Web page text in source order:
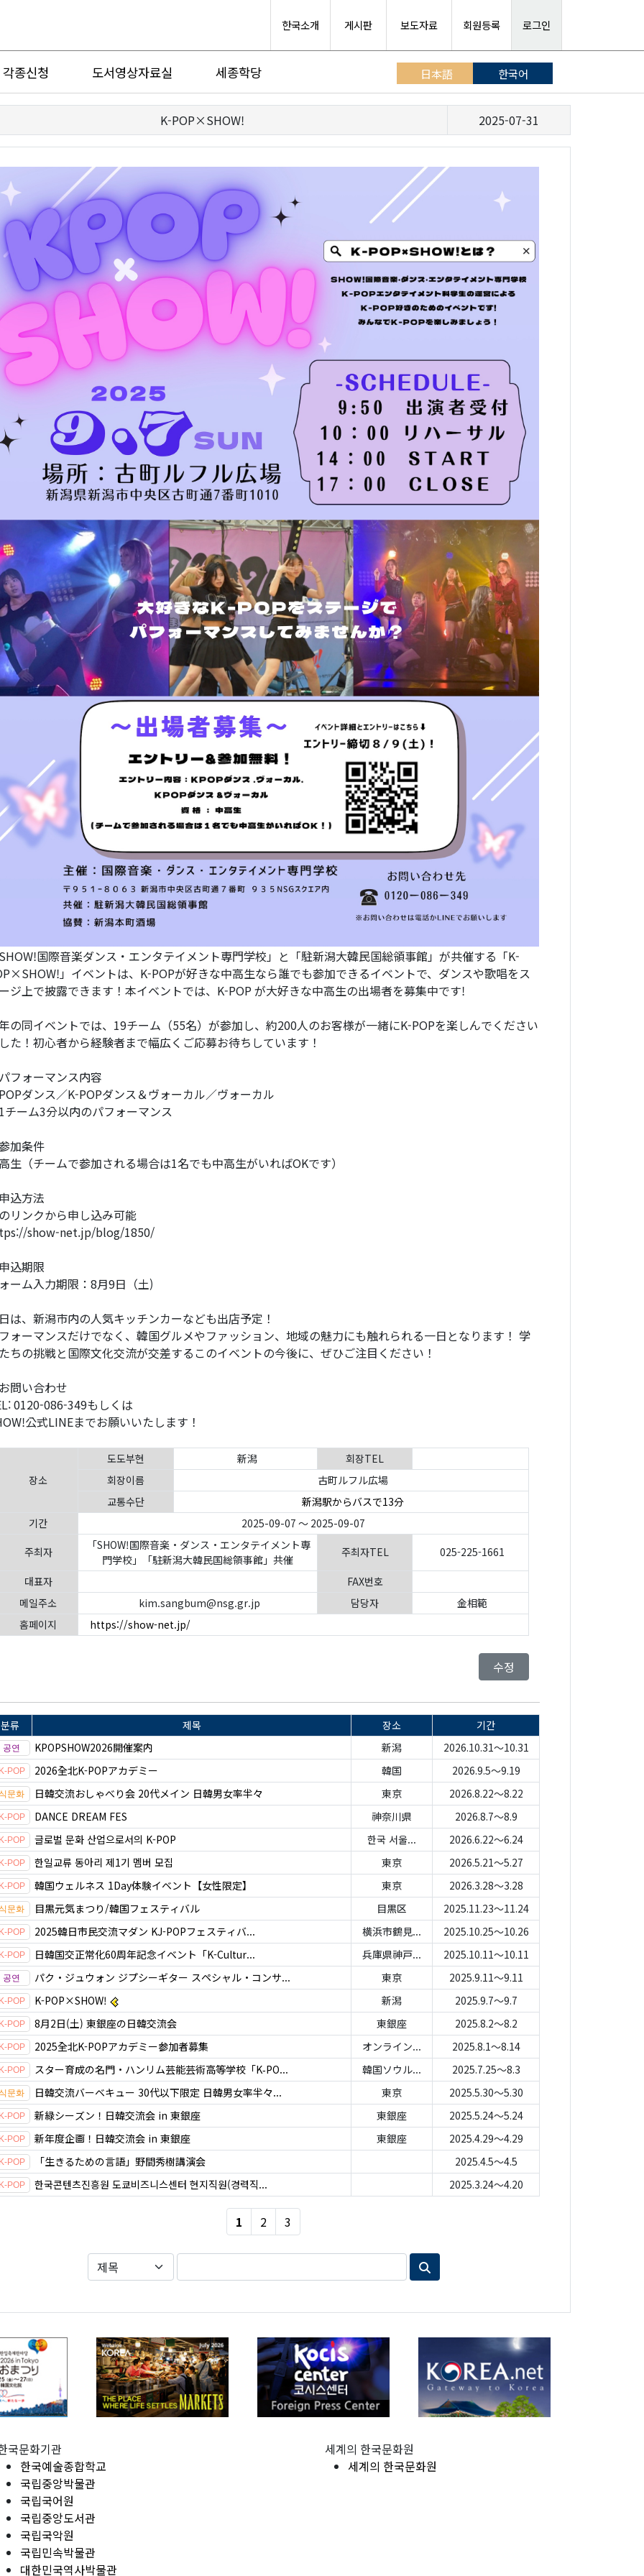
한국소개 게시판 보도자료 회원등록 로그인
각종신청 도서영상자료실 세종학당 日本語 한국어
K-POP×SHOW! 2025-07-31
国際音楽ダンス・エンタテイメント専門学校」と「駐新潟大韓民国総領事館」が共催する「K-
」イベントは、K-POPが好きな中高生なら誰でも参加できるイベントで、ダンスや歌唱をス
ジ上で披露できます！​本イベントでは、K-POP が大好きな中高生の出場者を募集中です!
の同イベントでは、19チーム（55名）が参加し、約200人のお客様が一緒にK-POPを楽しんでください
た！初心者から経験者まで幅広くご応募お待ちしています！
フォーマンス内容
ダンス／K-POPダンス＆ヴォーカル／ヴォーカル
ーム3分以内のパフォーマンス
加条件
生（チームで参加される場合は1名でも中高生がいればOKです）
込方法
リンクから申し込み可能
show-net.jp/blog/1850/
込期限
ーム入力期限：8月9日（土)
は、新潟市内の人気キッチンカーなども出店予定！
ォーマンスだけでなく、韓国グルメやファッション、地域の魅力にも触れられる一日となります！ 学
ちの挑戦と国際文化交流が交差するこのイベントの今後に、ぜひご注目ください！
問い合わせ
0120-086-349もしくは
公式LINEまでお願いいたします！
장소
도도부현 新潟
회장TEL
회장이름
古町ルフル広場
교통수단
新潟駅からバスで13分
기간
2025-09-07 ～ 2025-09-07
주최자
「SHOW!国際音楽・ダンス・エンタテイメント専
門学校」「駐新潟大韓民国総領事館」共催
주최자TEL 025-225-1661
대표자
FAX번호
메일주소
kim.sangbum@nsg.gr.jp 담당자
金相範
홈페이지
https://show-net.jp/
수정
분류 제목 장소
기간
KPOPSHOW2026開催案内
新潟
2026.10.31～10.31
2026全北K-POPアカデミー
韓国
2026.9.5～9.19
日韓交流おしゃべり会 20代メイン 日韓男女率半々
東京
2026.8.22～8.22
DANCE DREAM FES
神奈川県
2026.8.7～8.9
글로벌 문화 산업으로서의 K-POP
한국 서울...
2026.6.22～6.24
한일교류 동아리 제1기 멤버 모집
東京
2026.5.21～5.27
韓国ウェルネス 1Day体験イベント【女性限定】
東京
2026.3.28～3.28
目黒元気まつり/韓国フェスティバル
目黒区
2025.11.23～11.24
2025韓日市民交流マダン KJ-POPフェスティバ...
横浜市鶴見...
2025.10.25～10.26
日韓国交正常化60周年記念イベント「K-Cultur...
兵庫県神戸...
2025.10.11～10.11
パク・ジュウォン ジプシーギター スペシャル・コンサ...
東京
2025.9.11～9.11
K-POP×SHOW!
新潟
2025.9.7～9.7
8月2日(土) 東銀座の日韓交流会
東銀座
2025.8.2～8.2
2025全北K-POPアカデミー参加者募集
オンライン...
2025.8.1～8.14
スター育成の名門・ハンリム芸能芸術高等学校「K‑PO...
韓国ソウル...
2025.7.25～8.3
日韓交流バーベキュー 30代以下限定 日韓男女率半々...
東京
2025.5.30～5.30
新緑シーズン！日韓交流会 in 東銀座
東銀座
2025.5.24～5.24
新年度企画！日韓交流会 in 東銀座
東銀座
2025.4.29～4.29
「生きるための言語」野間秀樹講演会
2025.4.5～4.5
한국콘텐츠진흥원 도쿄비즈니스센터 현지직원(경력직...
2025.3.24～4.20
1 2 3
국문화기관
한국예술종합학교
국립중앙박물관
국립국어원
국립중앙도서관
국립국악원
국립민속박물관
대한민국역사박물관
세계의 한국문화원
세계의 한국문화원